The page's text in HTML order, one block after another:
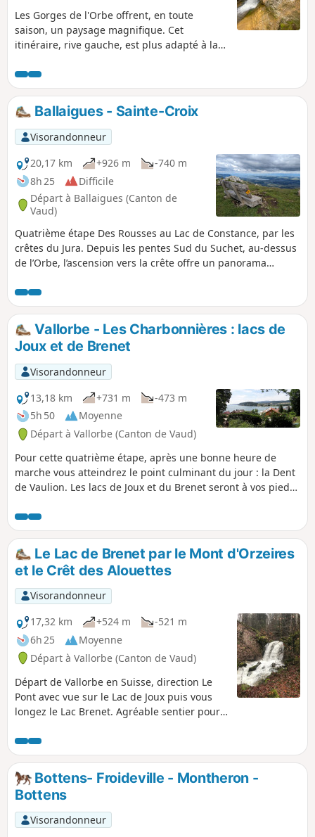
Les Gorges de l'Orbe offrent, en toute
saison, un paysage magnifique. Cet
itinéraire, rive gauche, est plus adapté à la
Pas de grosses difficultés, mais quelques
passages en descente peuvent être délicats
si l'on passe après la pluie, boue, risque de
glissade. Les bâtons ne sont pas superflus,
raison pour laquelle j'ai classé l'itinéraire en
difficulté moyenne Cet itinéraire recoupe, en
partie, l'itinéraire des Gorges de l'Orbe
présent sur le site.
Ballaigues - Sainte-Croix
Visorandonneur
20,17 km
+926 m
-740 m
8h 25
Difficile
Départ à Ballaigues (Canton de
Vaud)
Quatrième étape Des Rousses au Lac de Constance, par les
crêtes du Jura. Depuis les pentes Sud du Suchet, au-dessus
de l’Orbe, l’ascension vers la crête offre un panorama
fond. Le sentier traverse les paisibles pâturages jurassiens,
avant d’atteindre le Col de l’Aiguillon, tout proche de la
frontière française, marquée par des obstacles antichars et
bunkers. La randonnée se poursuit sur la Crête des
Aiguilles de Baulmes, bordée de falaises de 80 mètres, avec
une vue imprenable sur le Mont Blanc, le Léman, la Dôle et
le Chasseral. La descente mène à Sainte-Croix, réputée pour
ses boîtes à musique et automates.
Vallorbe - Les Charbonnières : lacs de
Joux et de Brenet
Visorandonneur
13,18 km
+731 m
-473 m
5h 50
Moyenne
Départ à Vallorbe (Canton de Vaud)
Pour cette quatrième étape, après une bonne heure de
marche vous atteindrez le point culminant du jour : la Dent
de Vaulion. Les lacs de Joux et du Brenet seront à vos pieds.
grotte karstique de l'Orbe, près de Vallorbe. Par temps clair
il est possible d'admirer jusqu'à huit lacs.
Le Lac de Brenet par le Mont d'Orzeires
et le Crêt des Alouettes
Visorandonneur
17,32 km
+524 m
-521 m
6h 25
Moyenne
Départ à Vallorbe (Canton de Vaud)
Départ de Vallorbe en Suisse, direction Le
Pont avec vue sur le Lac de Joux puis vous
longez le Lac Brenet. Agréable sentier pour
parc animalier qui abrite des bisons ainsi
que des loups et des ours (visite possible
suivant la saison). Puis un aller/retour au
Crêt des Alouettes avec vue sur Vallorbe.
Retour sur Vallorbe par un sentier classé
difficile, surtout par temps de pluie. Vous
longez le ruisseau des Époisats puis l'Orbe.
Bottens- Froideville - Montheron -
Bottens
Visorandonneur